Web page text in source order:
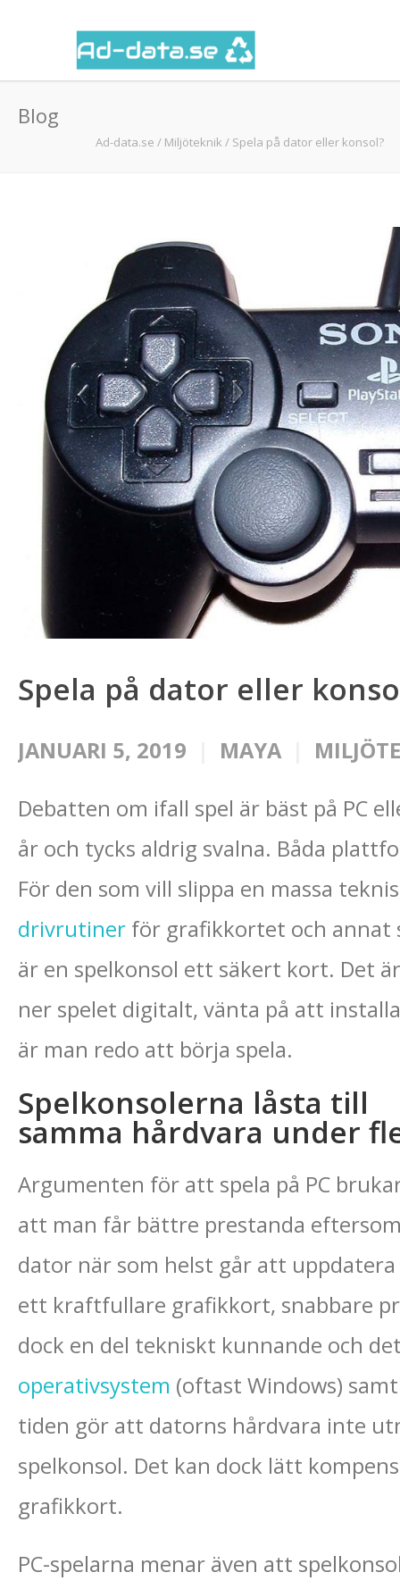
Blog
Ad-data.se / Miljöteknik / Spela på dator eller konsol?
Spela på dator eller
JANUARI 5, 2019 MAYA
Debatten om ifall spel är bäst på PC
år och tycks aldrig svalna. Båda
För den som vill slippa en massa
drivrutiner för grafikkortet och annat
är en spelkonsol ett säkert kort. Det
ner spelet digitalt, vänta på att
är man redo att börja spela.
Spelkonsolerna låsta till
samma hårdvara under
Argumenten för att spela på PC
att man får bättre prestanda
dator när som helst går att
ett kraftfullare grafikkort, snabbare
dock en del tekniskt kunnande och
operativsystem (oftast Windows)
tiden gör att datorns hårdvara inte
spelkonsol. Det kan dock lätt
grafikkort.
PC-spelarna menar även att